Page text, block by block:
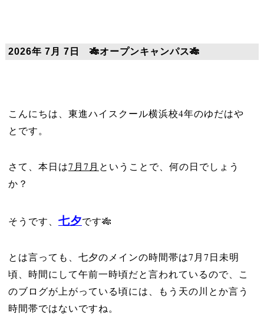
2026年 7月 7日 🎋オープンキャンパス🎋
こんにちは、東進ハイスクール横浜校4年のゆだはや
とです。
さて、本日は7月7月 ということで、何の日でしょう
か？
そうです、 七夕です🎋
とは言っても、七夕のメインの時間帯は7月7日未明
頃、時間にして午前一時頃だと言われているので、こ
のブログが上がっている頃には、もう天の川とか言う
時間帯ではないですね。